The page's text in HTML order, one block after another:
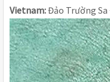
Vietnam: Đảo Trường